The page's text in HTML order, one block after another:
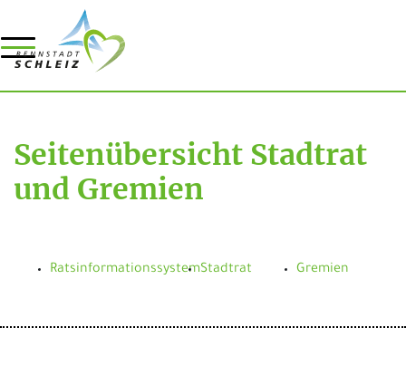
Seitenübersicht Stadtrat
und Gremien
RatsinformationssystemStadtrat Gremien